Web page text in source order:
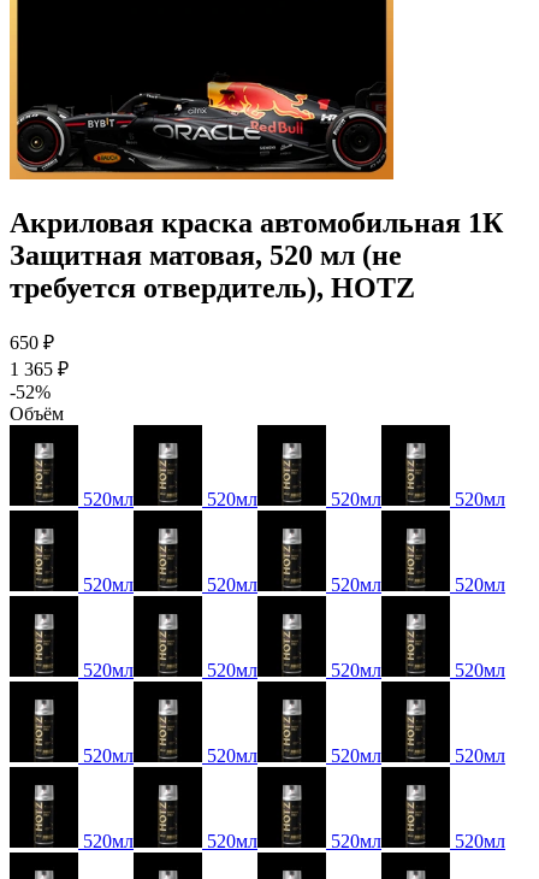
Акриловая краска автомобильная 1К
Защитная матовая, 520 мл (не
требуется отвердитель), HOTZ
650 ₽
1 365 ₽
-52%
Объём
520мл 520мл 520мл 520мл
520мл 520мл 520мл 520мл
520мл 520мл 520мл 520мл
520мл 520мл 520мл 520мл
520мл 520мл 520мл 520мл